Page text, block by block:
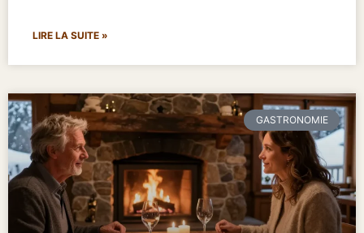
LIRE LA SUITE »
GASTRONOMIE